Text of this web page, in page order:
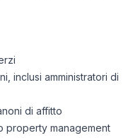
inclusi amministratori di
di affitto
property management